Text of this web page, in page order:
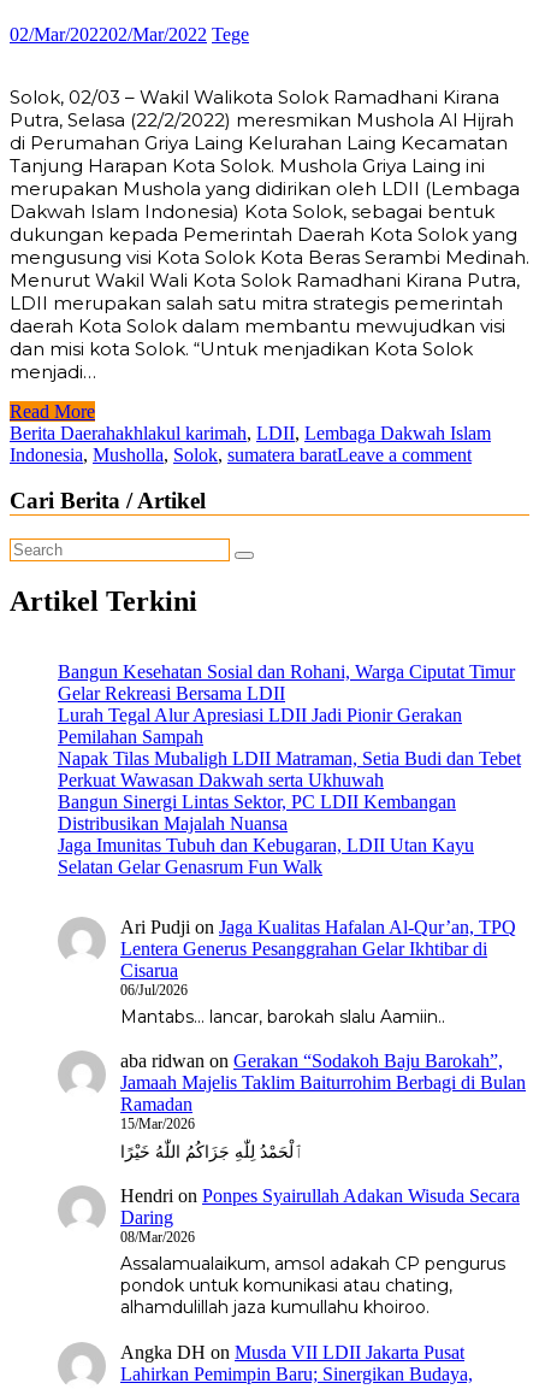
02/Mar/202202/Mar/2022 Tege
Solok, 02/03 – Wakil Walikota Solok Ramadhani Kirana
Putra, Selasa (22/2/2022) meresmikan Mushola Al Hijrah
di Perumahan Griya Laing Kelurahan Laing Kecamatan
Tanjung Harapan Kota Solok. Mushola Griya Laing ini
merupakan Mushola yang didirikan oleh LDII (Lembaga
Dakwah Islam Indonesia) Kota Solok, sebagai bentuk
dukungan kepada Pemerintah Daerah Kota Solok yang
mengusung visi Kota Solok Kota Beras Serambi Medinah.
Menurut Wakil Wali Kota Solok Ramadhani Kirana Putra,
LDII merupakan salah satu mitra strategis pemerintah
daerah Kota Solok dalam membantu mewujudkan visi
dan misi kota Solok. “Untuk menjadikan Kota Solok
menjadi…
Read More
Berita Daerahakhlakul karimah, LDII, Lembaga Dakwah Islam
Indonesia, Musholla, Solok, sumatera baratLeave a comment
Cari Berita / Artikel
Artikel Terkini
Bangun Kesehatan Sosial dan Rohani, Warga Ciputat Timur
Gelar Rekreasi Bersama LDII
Lurah Tegal Alur Apresiasi LDII Jadi Pionir Gerakan
Pemilahan Sampah
Napak Tilas Mubaligh LDII Matraman, Setia Budi dan Tebet
Perkuat Wawasan Dakwah serta Ukhuwah
Bangun Sinergi Lintas Sektor, PC LDII Kembangan
Distribusikan Majalah Nuansa
Jaga Imunitas Tubuh dan Kebugaran, LDII Utan Kayu
Selatan Gelar Genasrum Fun Walk
Ari Pudji on Jaga Kualitas Hafalan Al-Qur’an, TPQ
Lentera Generus Pesanggrahan Gelar Ikhtibar di
Cisarua
06/Jul/2026
Mantabs... lancar, barokah slalu Aamiin..
aba ridwan on Gerakan “Sodakoh Baju Barokah”,
Jamaah Majelis Taklim Baiturrohim Berbagi di Bulan
Ramadan
15/Mar/2026
ٱلْحَمْدُ لِلّٰهِ جَزَاكُمُ اللّٰهُ خَيْرًا
Hendri on Ponpes Syairullah Adakan Wisuda Secara
Daring
08/Mar/2026
Assalamualaikum, amsol adakah CP pengurus
pondok untuk komunikasi atau chating,
alhamdulillah jaza kumullahu khoiroo.
Angka DH on Musda VII LDII Jakarta Pusat
Lahirkan Pemimpin Baru; Sinergikan Budaya,